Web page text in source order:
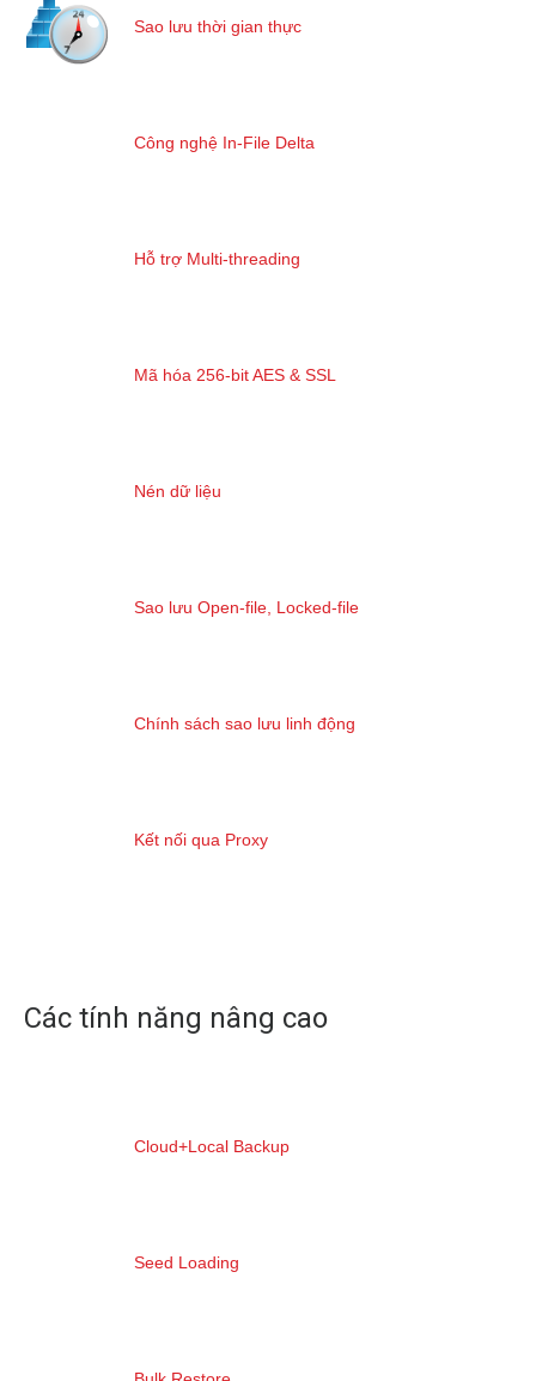
Sao lưu thời gian thực
Công nghệ In-File Delta
Hỗ trợ Multi-threading
Mã hóa 256-bit AES & SSL
Nén dữ liệu
Sao lưu Open-file, Locked-file
Chính sách sao lưu linh động
Kết nối qua Proxy
Các tính năng nâng cao
Cloud+Local Backup
Seed Loading